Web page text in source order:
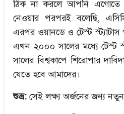
ঠিক না করলে আপনি এগোতে
নেওয়ার পরপরই বলেছি,
এরপর ওয়ানডে ও টেস্ট স্ট্যাটাস
এখন ২০০০ সালের মধ্যে টেস্ট
সালের বিশ্বকাপে শিরোপার
যেতে হবে আমাদের।
শুভ্র: সেই লক্ষ্য অর্জনের জন্য